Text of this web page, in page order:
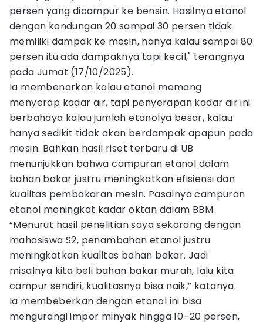
persen yang dicampur ke bensin. Hasilnya etanol
dengan kandungan 20 sampai 30 persen tidak
memiliki dampak ke mesin, hanya kalau sampai 80
persen itu ada dampaknya tapi kecil," terangnya
pada Jumat (17/10/2025).
Ia membenarkan kalau etanol memang
menyerap kadar air, tapi penyerapan kadar air ini
berbahaya kalau jumlah etanolya besar, kalau
hanya sedikit tidak akan berdampak apapun pada
mesin. Bahkan hasil riset terbaru di UB
menunjukkan bahwa campuran etanol dalam
bahan bakar justru meningkatkan efisiensi dan
kualitas pembakaran mesin. Pasalnya campuran
etanol meningkat kadar oktan dalam BBM.
“Menurut hasil penelitian saya sekarang dengan
mahasiswa S2, penambahan etanol justru
meningkatkan kualitas bahan bakar. Jadi
misalnya kita beli bahan bakar murah, lalu kita
campur sendiri, kualitasnya bisa naik,” katanya.
Ia membeberkan dengan etanol ini bisa
mengurangi impor minyak hingga 10–20 persen,